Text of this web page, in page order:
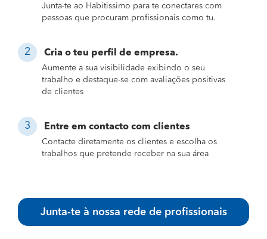
Junta-te ao Habitissimo para te conectares com
pessoas que procuram profissionais como tu.
Cria o teu perfil de empresa.
Aumente a sua visibilidade exibindo o seu
trabalho e destaque-se com avaliações positivas
de clientes
Entre em contacto com clientes
Contacte diretamente os clientes e escolha os
trabalhos que pretende receber na sua área
Junta-te à nossa rede de profissionais